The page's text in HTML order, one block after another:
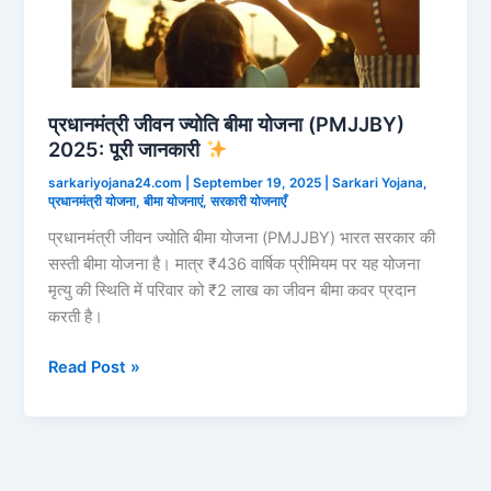
प्रधानमंत्री जीवन ज्योति बीमा योजना (PMJJBY)
2025: पूरी जानकारी
sarkariyojana24.com |September 19, 2025 |Sarkari Yojana,
प्रधानमंत्री योजना,बीमा योजनाएं,सरकारी योजनाएँ
प्रधानमंत्री जीवन ज्योति बीमा योजना (PMJJBY) भारत सरकार की
सस्ती बीमा योजना है। मात्र ₹436 वार्षिक प्रीमियम पर यह योजना
मृत्यु की स्थिति में परिवार को ₹2 लाख का जीवन बीमा कवर प्रदान
करती है।
प्रधानमंत्री
Read Post »